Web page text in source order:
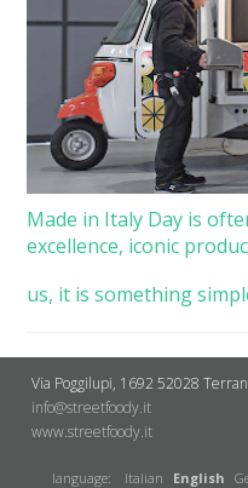
Made in Italy Day is
excellence, iconic
us, it is something
Via Poggilupi, 1692 52028
info@streetfoody.it
www.streetfoody.it
language: Italian English